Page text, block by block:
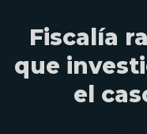
Fiscalía
que
el